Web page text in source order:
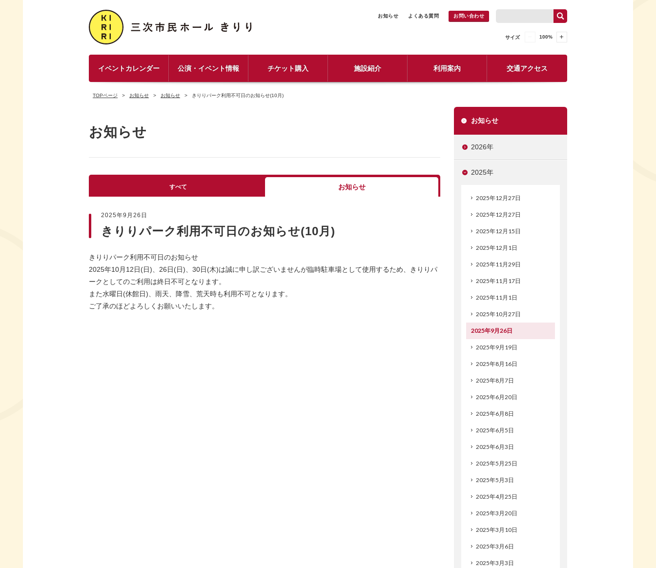
お知らせ よくある質問 お問い合わせ
サイズ 100%
イベントカレンダー 公演・イベント情報 チケット購入 施設紹介 利用案内 交通アクセス
TOPページ お知らせ お知らせ きりりパーク利用不可日のお知らせ(10月)
お知らせ
すべて お知らせ
2025年9月26日
きりりパーク利用不可日のお知らせ(10月)
きりりパーク利用不可日のお知らせ
2025年10月12日(日)、26日(日)、30日(木)は誠に申し訳ございませんが臨時駐車場として使用するため、きりりパ
ークとしてのご利用は終日不可となります。
また水曜日(休館日)、雨天、降雪、荒天時も利用不可となります。
ご了承のほどよろしくお願いいたします。
お知らせ
2026年
2025年
2025年12月27日
2025年12月27日
2025年12月15日
2025年12月1日
2025年11月29日
2025年11月17日
2025年11月1日
2025年10月27日
2025年9月26日
2025年9月19日
2025年8月16日
2025年8月7日
2025年6月20日
2025年6月8日
2025年6月5日
2025年6月3日
2025年5月25日
2025年5月3日
2025年4月25日
2025年3月20日
2025年3月10日
2025年3月6日
2025年3月3日